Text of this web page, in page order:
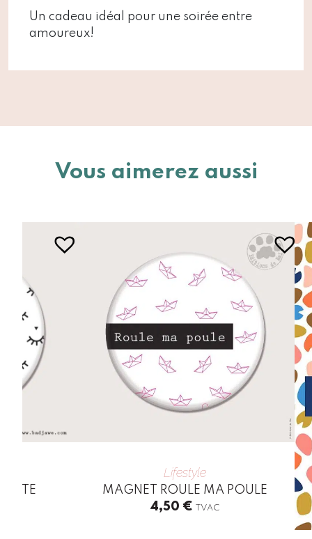
Un cadeau idéal pour une soirée entre
amoureux!
Vous aimerez aussi
Lifestyle
MAGNET ROULE MA POULE
4,50 € TVAC